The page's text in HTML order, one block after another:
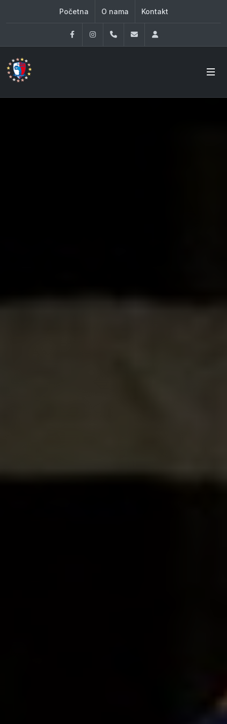
Početna O nama Kontakt
FacebookInstagram060 33 86 930